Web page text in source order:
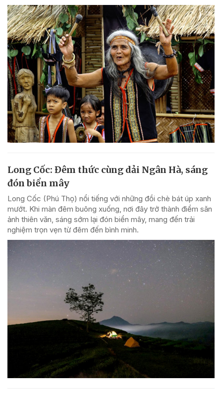
Long Cốc: Đêm thức cùng dải Ngân Hà, sáng
đón biển mây
Long Cốc (Phú Thọ) nổi tiếng với những đồi chè bát úp xanh
mướt. Khi màn đêm buông xuống, nơi đây trở thành điểm săn
ảnh thiên văn, sáng sớm lại đón biển mây, mang đến trải
nghiệm trọn vẹn từ đêm đến bình minh.